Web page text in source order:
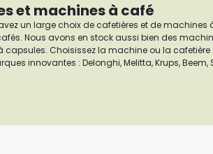
et machines à café
un large choix de cafetières et de machines
Nous avons en stock aussi bien des
capsules. Choisissez la machine ou la
innovantes : Delonghi, Melitta, Krups, Beem,